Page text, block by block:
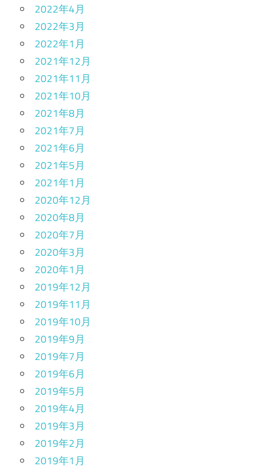
2022年4月
2022年3月
2022年1月
2021年12月
2021年11月
2021年10月
2021年8月
2021年7月
2021年6月
2021年5月
2021年1月
2020年12月
2020年8月
2020年7月
2020年3月
2020年1月
2019年12月
2019年11月
2019年10月
2019年9月
2019年7月
2019年6月
2019年5月
2019年4月
2019年3月
2019年2月
2019年1月